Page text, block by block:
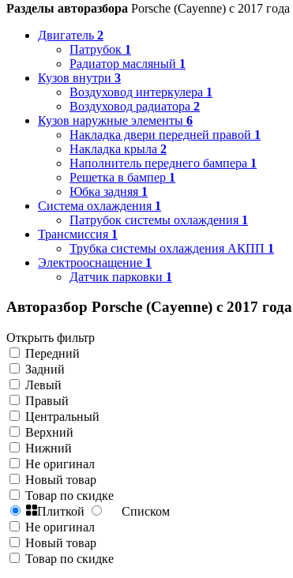
Разделы авторазбора Porsche (Cayenne) с 2017 года
Двигатель 2
Патрубок 1
Радиатор масляный 1
Кузов внутри 3
Воздуховод интеркулера 1
Воздуховод радиатора 2
Кузов наружные элементы 6
Накладка двери передней правой 1
Накладка крыла 2
Наполнитель переднего бампера 1
Решетка в бампер 1
Юбка задняя 1
Система охлаждения 1
Патрубок системы охлаждения 1
Трансмиссия 1
Трубка системы охлаждения АКПП 1
Электрооснащение 1
Датчик парковки 1
Авторазбор Porsche (Cayenne) с 2017 года
Открыть фильтр
Передний
Задний
Левый
Правый
Центральный
Верхний
Нижний
Не оригинал
Новый товар
Товар по скидке
Плиткой
Списком
Не оригинал
Новый товар
Товар по скидке